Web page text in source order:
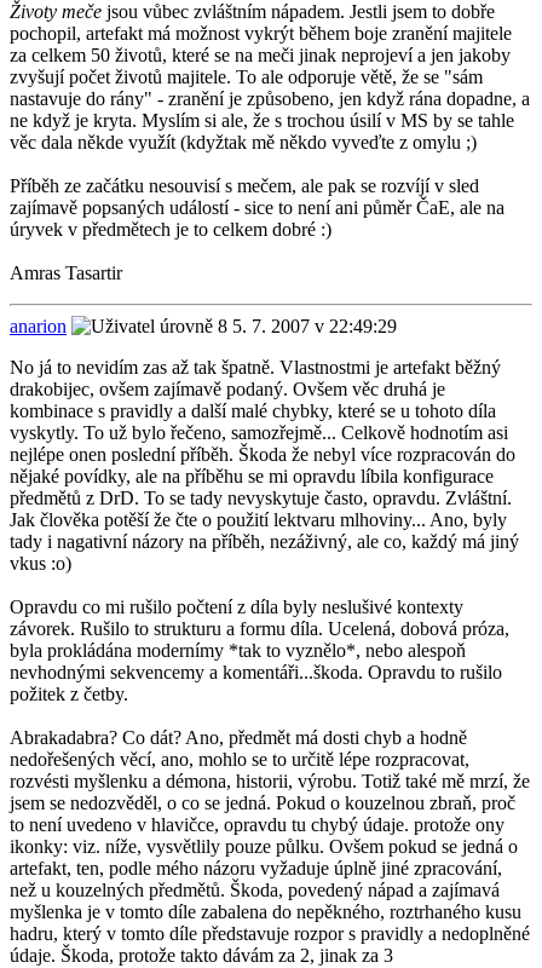
Životy meče jsou vůbec zvláštním nápadem. Jestli jsem to dobře
pochopil, artefakt má možnost vykrýt během boje zranění majitele
za celkem 50 životů, které se na meči jinak neprojeví a jen jakoby
zvyšují počet životů majitele. To ale odporuje větě, že se "sám
nastavuje do rány" - zranění je způsobeno, jen když rána dopadne, a
ne když je kryta. Myslím si ale, že s trochou úsilí v MS by se tahle
věc dala někde využít (kdyžtak mě někdo vyveďte z omylu ;)
Příběh ze začátku nesouvisí s mečem, ale pak se rozvíjí v sled
zajímavě popsaných událostí - sice to není ani půměr ČaE, ale na
úryvek v předmětech je to celkem dobré :)
Amras Tasartir
anarion
5. 7. 2007 v 22:49:29
No já to nevidím zas až tak špatně. Vlastnostmi je artefakt běžný
drakobijec, ovšem zajímavě podaný. Ovšem věc druhá je
kombinace s pravidly a další malé chybky, které se u tohoto díla
vyskytly. To už bylo řečeno, samozřejmě... Celkově hodnotím asi
nejlépe onen poslední příběh. Škoda že nebyl více rozpracován do
nějaké povídky, ale na příběhu se mi opravdu líbila konfigurace
předmětů z DrD. To se tady nevyskytuje často, opravdu. Zvláštní.
Jak člověka potěší že čte o použití lektvaru mlhoviny... Ano, byly
tady i nagativní názory na příběh, nezáživný, ale co, každý má jiný
vkus :o)
Opravdu co mi rušilo počtení z díla byly neslušivé kontexty
závorek. Rušilo to strukturu a formu díla. Ucelená, dobová próza,
byla prokládána modernímy *tak to vyznělo*, nebo alespoň
nevhodnými sekvencemy a komentáři...škoda. Opravdu to rušilo
požitek z četby.
Abrakadabra? Co dát? Ano, předmět má dosti chyb a hodně
nedořešených věcí, ano, mohlo se to určitě lépe rozpracovat,
rozvésti myšlenku a démona, historii, výrobu. Totiž také mě mrzí, že
jsem se nedozvěděl, o co se jedná. Pokud o kouzelnou zbraň, proč
to není uvedeno v hlavičce, opravdu tu chybý údaje. protože ony
ikonky: viz. níže, vysvětlily pouze půlku. Ovšem pokud se jedná o
artefakt, ten, podle mého názoru vyžaduje úplně jiné zpracování,
než u kouzelných předmětů. Škoda, povedený nápad a zajímavá
myšlenka je v tomto díle zabalena do nepěkného, roztrhaného kusu
hadru, který v tomto díle představuje rozpor s pravidly a nedoplněné
údaje. Škoda, protože takto dávám za 2, jinak za 3